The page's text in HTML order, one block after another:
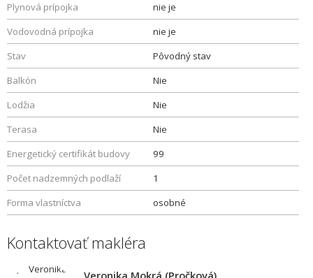
Plynová prípojka
nie je
Vodovodná prípojka
nie je
Stav
Pôvodný stav
Balkón
Nie
Lodžia
Nie
Terasa
Nie
Energetický certifikát budovy
99
Počet nadzemných podlaží
1
Forma vlastníctva
osobné
Kontaktovať makléra
Veronika Mokrá (Pročková)